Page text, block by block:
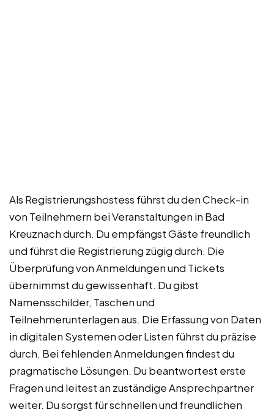
Als Registrierungshostess führst du den Check-in
von Teilnehmern bei Veranstaltungen in Bad
Kreuznach durch. Du empfängst Gäste freundlich
und führst die Registrierung zügig durch. Die
Überprüfung von Anmeldungen und Tickets
übernimmst du gewissenhaft. Du gibst
Namensschilder, Taschen und
Teilnehmerunterlagen aus. Die Erfassung von Daten
in digitalen Systemen oder Listen führst du präzise
durch. Bei fehlenden Anmeldungen findest du
pragmatische Lösungen. Du beantwortest erste
Fragen und leitest an zuständige Ansprechpartner
weiter. Du sorgst für schnellen und freundlichen